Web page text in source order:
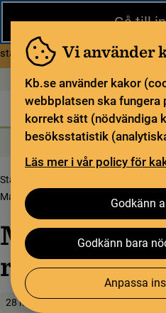
Gå till
Under sommaren har KB
öppettider. Vissa veckor är en del
stängda.Läs mer om Begränsad
Vi använder
Kb.se använder kakor
webbplatsen ska fungera
korrekt sätt (nödvändiga
besöksstatistik
Läs mer i vår policy för
Godkänn
Godkänn bara
Anpassa
Öppet idag: StängtIn English
Biblioteket För
Sök Sök
Söktjänster
Startsida
Magasinsplanerarens redskap slipas
redskap
28 mars 2018